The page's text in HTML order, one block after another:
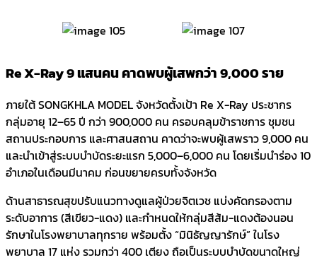
Re X-Ray 9 แสนคน คาดพบผู้เสพกว่า 9,000 ราย
ภายใต้ SONGKHLA MODEL จังหวัดตั้งเป้า Re X-Ray ประชากร
กลุ่มอายุ 12–65 ปี กว่า 900,000 คน ครอบคลุมข้าราชการ ชุมชน
สถานประกอบการ และศาสนสถาน คาดว่าจะพบผู้เสพราว 9,000 คน
และนำเข้าสู่ระบบบำบัดระยะแรก 5,000–6,000 คน โดยเริ่มนำร่อง 10
อำเภอในเดือนมีนาคม ก่อนขยายครบทั้งจังหวัด
ด้านสาธารณสุขปรับแนวทางดูแลผู้ป่วยจิตเวช แบ่งคัดกรองตาม
ระดับอาการ (สีเขียว-แดง) และกำหนดให้กลุ่มสีส้ม-แดงต้องนอน
รักษาในโรงพยาบาลทุกราย พร้อมตั้ง “มินิธัญญารักษ์” ในโรง
พยาบาล 17 แห่ง รวมกว่า 400 เตียง ถือเป็นระบบบำบัดขนาดใหญ่